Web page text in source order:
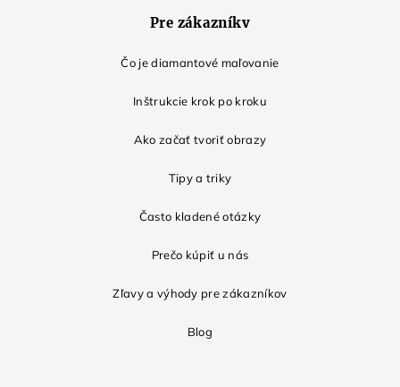
Pre zákazníkv
Čo je diamantové maľovanie
Inštrukcie krok po kroku
Ako začať tvoriť obrazy
Tipy a triky
Často kladené otázky
Prečo kúpiť u nás
Zľavy a výhody pre zákazníkov
Blog